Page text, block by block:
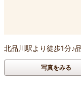
北品川駅より徒歩1分♪
写真をみる